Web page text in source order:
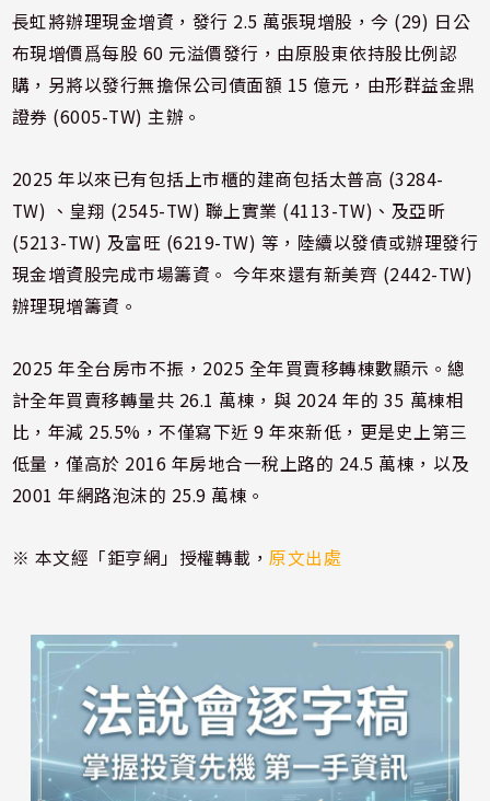
長虹將辦理現金增資，發行 2.5 萬張現增股，今 (29) 日公
布現增價爲每股 60 元溢價發行，由原股東依持股比例認
購，另將以發行無擔保公司債面額 15 億元，由形群益金鼎
證券 (6005-TW) 主辦。
2025 年以來已有包括上市櫃的建商包括太普高 (3284-
TW) 、皇翔 (2545-TW) 聯上實業 (4113-TW)、及亞昕
(5213-TW) 及富旺 (6219-TW) 等，陸續以發債或辦理發行
現金增資股完成市場籌資。 今年來還有新美齊 (2442-TW)
辦理現增籌資。
2025 年全台房市不振，2025 全年買賣移轉棟數顯示。總
計全年買賣移轉量共 26.1 萬棟，與 2024 年的 35 萬棟相
比，年減 25.5%，不僅寫下近 9 年來新低，更是史上第三
低量，僅高於 2016 年房地合一稅上路的 24.5 萬棟，以及
2001 年網路泡沫的 25.9 萬棟。
※ 本文經「鉅亨網」授權轉載，原文出處